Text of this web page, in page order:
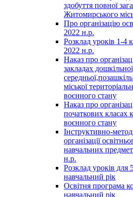
здобуття повної
Житомирського
Про організацію
2022 н.р.
Розклад уроків 1-4
2022 н.р.
Наказ про
закладах
міської
воєнного стану
Наказ про
початкових класах
воєнного стану
Інструктивно-
організації
навчальних
н.р.
Розклад уроків для
навчальний рік
Освітня програма
навчальний рік